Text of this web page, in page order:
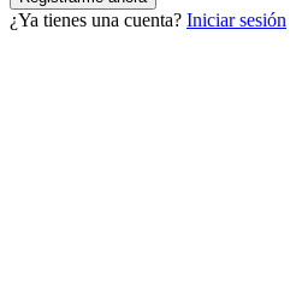
¿Ya tienes una cuenta? Iniciar sesión